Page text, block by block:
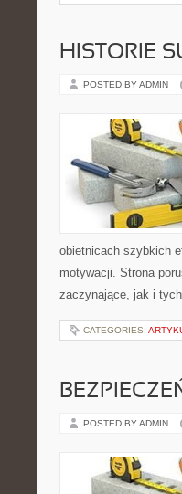
HISTORIE
POSTED BY ADMIN
obietnicach szybkich
motywacji. Strona
zaczynające, jak i
CATEGORIES:
POSTED BY ADMIN